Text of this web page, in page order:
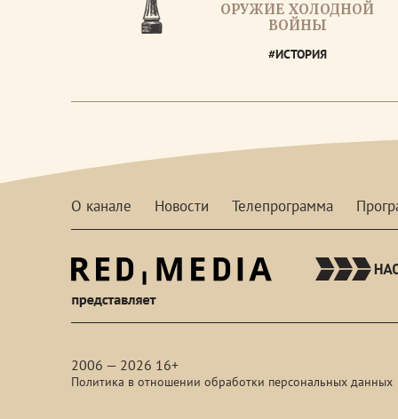
ОРУЖИЕ ХОЛОДНОЙ
ВОЙНЫ
#ИСТОРИЯ
О канале Новости Телепрограмма
2006 — 2026 16+
Политика в отношении обработки персональных данных